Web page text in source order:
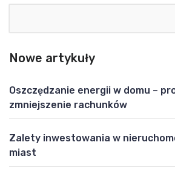
Nowe artykuły
Oszczędzanie energii w domu –
zmniejszenie rachunków
Zalety inwestowania w
miast